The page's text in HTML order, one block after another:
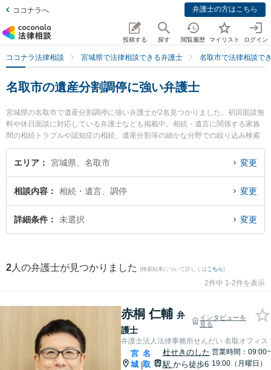
ココナラへ 弁護士の方はこちら
投稿する 探す 閲覧履歴 マイリスト ログイン
ココナラ法律相談 宮城県で法律相談できる弁護士 名取市で法律相談で
名取市の遺産分割調停に強い弁護士
宮城県の名取市で遺産分割調停に強い弁護士が2名見つかりました。初回面談無
料や休日面談に対応している弁護士なども掲載中。相続・遺言に関係する家族
間の相続トラブルや認知症の相続、遺産分割等の細かな分野での絞り込み検索
もでき便利です。特に弁護士法人法律事務所せんだい 名取オフィスの赤桐 仁輔
弁護士やしらとり法律事務所の白鳥 剛臣弁護士のプロフィール情報や弁護士費
決の実績豊富な近くの弁護士を検索したい』『初回相談無料で遺産分割調停を
法律相談できる名取市内の弁護士に相談予約したい』などでお困りの相談者さ
んにおすすめです。
エリア 宮城県、名取市 変更
相談内容 相続・遺言、調停 変更
詳細条件 未選択 変更
2 人の弁護士が見つかりました (検索結果について詳しくは こちら)
2件中 1-2件を表示
赤桐 仁輔 弁
護士
インタビューを
見る
弁護士法人法律事務所せんだい 名取オフィス
宮
城 |
名
取
杜せきのした
駅 から徒歩6
営業時間：09:00~
19:00（月曜日）